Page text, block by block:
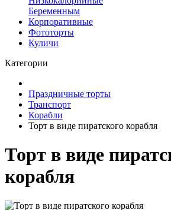
Беременным
Корпоративные
Фототорты
Куличи
Категории
Праздничные торты
Транспорт
Корабли
Торт в виде пиратского корабля
Торт в виде
корабля